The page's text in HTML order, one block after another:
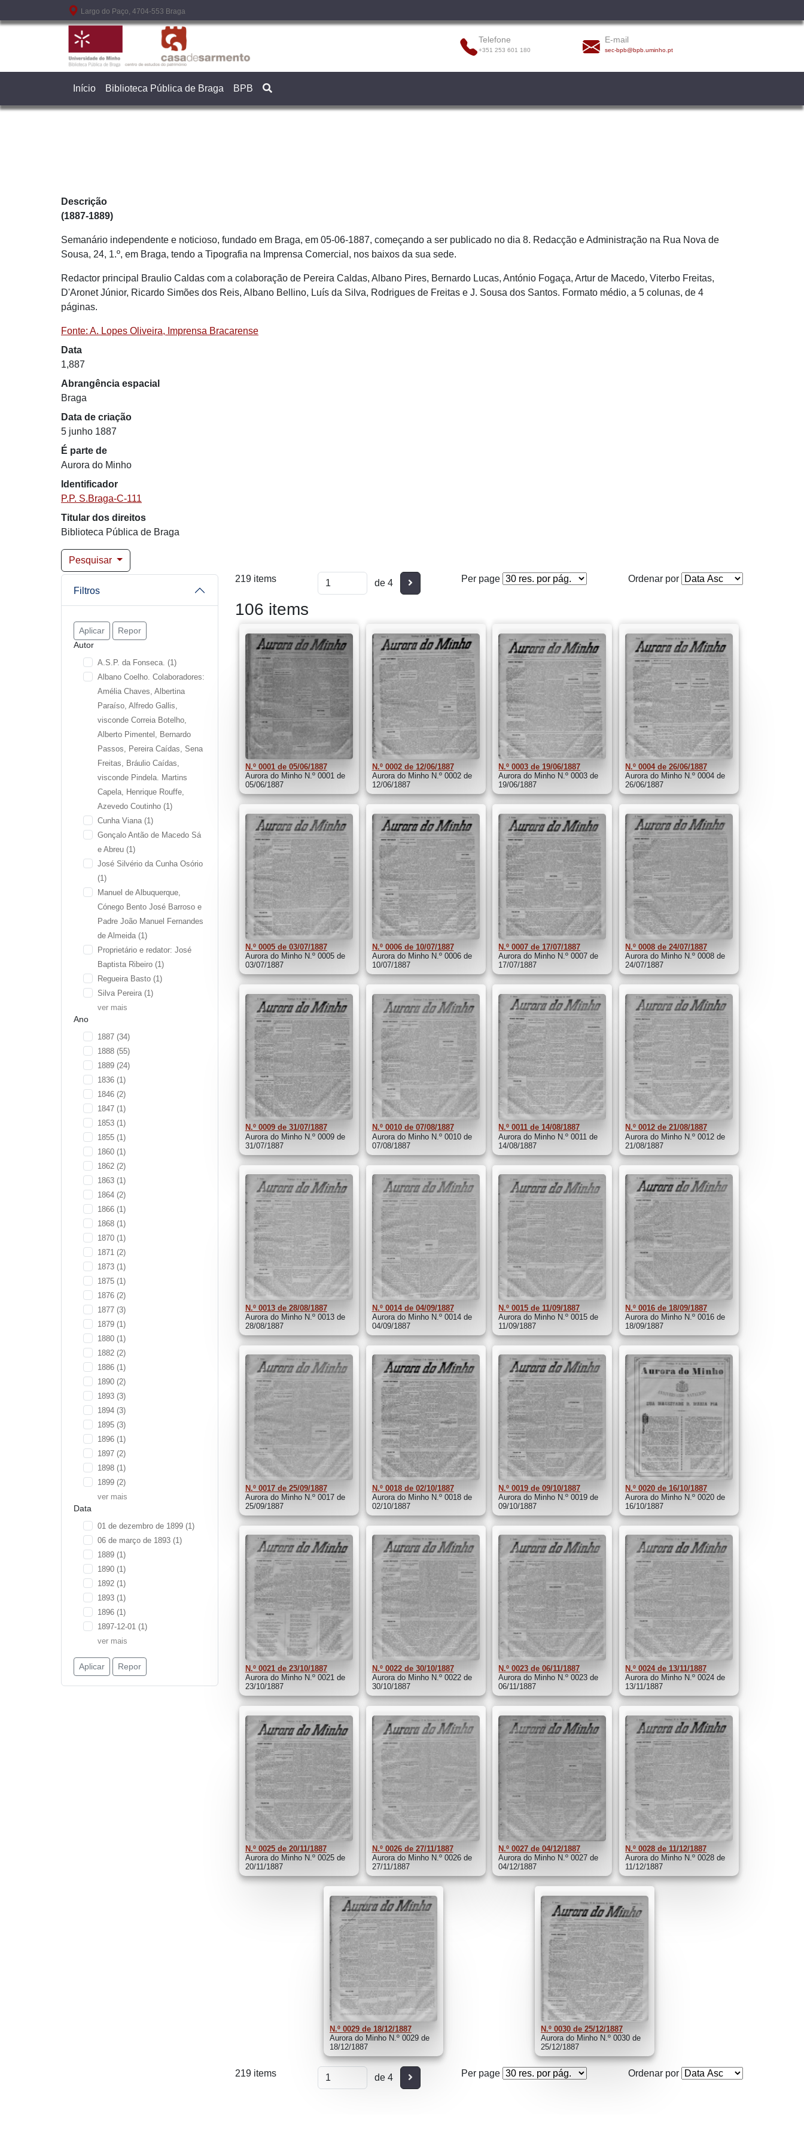
Passar para o conteúdo principal
Largo do Paço, 4704-553 Braga
Telefone
+351 253 601 180
E-mail
sec-bpb@bpb.uminho.pt
Início Biblioteca Pública de Braga BPB
Descrição
(1887-1889)
Semanário independente e noticioso, fundado em Braga, em 05-06-1887, começando a ser publicado no dia 8. Redacção e Administração na Rua Nova de
Sousa, 24, 1.º, em Braga, tendo a Tipografia na Imprensa Comercial, nos baixos da sua sede.
Redactor principal Braulio Caldas com a colaboração de Pereira Caldas, Albano Pires, Bernardo Lucas, António Fogaça, Artur de Macedo, Viterbo Freitas,
D'Aronet Júnior, Ricardo Simões dos Reis, Albano Bellino, Luís da Silva, Rodrigues de Freitas e J. Sousa dos Santos. Formato médio, a 5 colunas, de 4
páginas.
Fonte: A. Lopes Oliveira, Imprensa Bracarense
Data
1,887
Abrangência espacial
Braga
Data de criação
5 junho 1887
É parte de
Aurora do Minho
Identificador
P.P. S.Braga-C-111
Titular dos direitos
Biblioteca Pública de Braga
Pesquisar
Filtros
Aplicar
Repor
Autor
A.S.P. da Fonseca. (1)
Albano Coelho. Colaboradores:
Amélia Chaves, Albertina
Paraíso, Alfredo Gallis,
visconde Correia Botelho,
Alberto Pimentel, Bernardo
Passos, Pereira Caídas, Sena
Freitas, Bráulio Caídas,
visconde Pindela. Martins
Capela, Henrique Rouffe,
Azevedo Coutinho (1)
Cunha Viana (1)
Gonçalo Antão de Macedo Sá
e Abreu (1)
José Silvério da Cunha Osório
(1)
Manuel de Albuquerque,
Cónego Bento José Barroso e
Padre João Manuel Fernandes
de Almeida (1)
Proprietário e redator: José
Baptista Ribeiro (1)
Regueira Basto (1)
Silva Pereira (1)
ver mais
Ano
1887 (34)
1888 (55)
1889 (24)
1836 (1)
1846 (2)
1847 (1)
1853 (1)
1855 (1)
1860 (1)
1862 (2)
1863 (1)
1864 (2)
1866 (1)
1868 (1)
1870 (1)
1871 (2)
1873 (1)
1875 (1)
1876 (2)
1877 (3)
1879 (1)
1880 (1)
1882 (2)
1886 (1)
1890 (2)
1893 (3)
1894 (3)
1895 (3)
1896 (1)
1897 (2)
1898 (1)
1899 (2)
ver mais
Data
01 de dezembro de 1899 (1)
06 de março de 1893 (1)
1889 (1)
1890 (1)
1892 (1)
1893 (1)
1896 (1)
1897-12-01 (1)
ver mais
Aplicar Repor
219 items de 4 Seguinte Per page Ordenar por
106 items
N.º 0001 de 05/06/1887
Aurora do Minho N.º 0001 de
05/06/1887
N.º 0002 de 12/06/1887
Aurora do Minho N.º 0002 de
12/06/1887
N.º 0003 de 19/06/1887
Aurora do Minho N.º 0003 de
19/06/1887
N.º 0004 de 26/06/1887
Aurora do Minho N.º 0004 de
26/06/1887
N.º 0005 de 03/07/1887
Aurora do Minho N.º 0005 de
03/07/1887
N.º 0006 de 10/07/1887
Aurora do Minho N.º 0006 de
10/07/1887
N.º 0007 de 17/07/1887
Aurora do Minho N.º 0007 de
17/07/1887
N.º 0008 de 24/07/1887
Aurora do Minho N.º 0008 de
24/07/1887
N.º 0009 de 31/07/1887
Aurora do Minho N.º 0009 de
31/07/1887
N.º 0010 de 07/08/1887
Aurora do Minho N.º 0010 de
07/08/1887
N.º 0011 de 14/08/1887
Aurora do Minho N.º 0011 de
14/08/1887
N.º 0012 de 21/08/1887
Aurora do Minho N.º 0012 de
21/08/1887
N.º 0013 de 28/08/1887
Aurora do Minho N.º 0013 de
28/08/1887
N.º 0014 de 04/09/1887
Aurora do Minho N.º 0014 de
04/09/1887
N.º 0015 de 11/09/1887
Aurora do Minho N.º 0015 de
11/09/1887
N.º 0016 de 18/09/1887
Aurora do Minho N.º 0016 de
18/09/1887
N.º 0017 de 25/09/1887
Aurora do Minho N.º 0017 de
25/09/1887
N.º 0018 de 02/10/1887
Aurora do Minho N.º 0018 de
02/10/1887
N.º 0019 de 09/10/1887
Aurora do Minho N.º 0019 de
09/10/1887
N.º 0020 de 16/10/1887
Aurora do Minho N.º 0020 de
16/10/1887
N.º 0021 de 23/10/1887
Aurora do Minho N.º 0021 de
23/10/1887
N.º 0022 de 30/10/1887
Aurora do Minho N.º 0022 de
30/10/1887
N.º 0023 de 06/11/1887
Aurora do Minho N.º 0023 de
06/11/1887
N.º 0024 de 13/11/1887
Aurora do Minho N.º 0024 de
13/11/1887
N.º 0025 de 20/11/1887
Aurora do Minho N.º 0025 de
20/11/1887
N.º 0026 de 27/11/1887
Aurora do Minho N.º 0026 de
27/11/1887
N.º 0027 de 04/12/1887
Aurora do Minho N.º 0027 de
04/12/1887
N.º 0028 de 11/12/1887
Aurora do Minho N.º 0028 de
11/12/1887
N.º 0029 de 18/12/1887
Aurora do Minho N.º 0029 de
18/12/1887
N.º 0030 de 25/12/1887
Aurora do Minho N.º 0030 de
25/12/1887
219 items de 4 Seguinte Per page Ordenar por